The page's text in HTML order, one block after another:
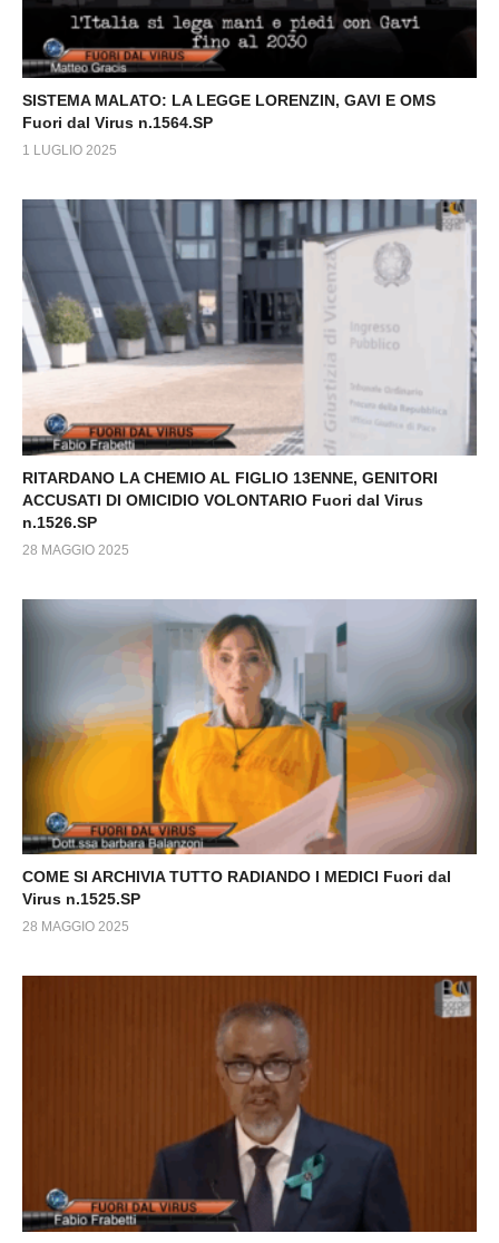
SISTEMA MALATO: LA LEGGE LORENZIN, GAVI E OMS
Fuori dal Virus n.1564.SP
1 LUGLIO 2025
RITARDANO LA CHEMIO AL FIGLIO 13ENNE, GENITORI
ACCUSATI DI OMICIDIO VOLONTARIO Fuori dal Virus
n.1526.SP
28 MAGGIO 2025
COME SI ARCHIVIA TUTTO RADIANDO I MEDICI Fuori dal
Virus n.1525.SP
28 MAGGIO 2025